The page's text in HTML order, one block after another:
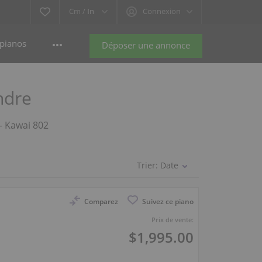
Cm / In Connexion
Déposer une annonce
802
Trier: Date
Comparez Suivez ce piano
Prix de vente:
$1,995.00